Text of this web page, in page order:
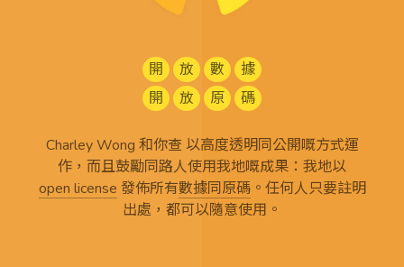
開 放 數
據
開
放 原 碼
Charley Wong 和你查 以高度透明同公開嘅方式運
作，而且鼓勵同路人使用我地嘅成果：我地以
open license 發佈所有數據同原碼。任何人只要註明
出處，都可以隨意使用。